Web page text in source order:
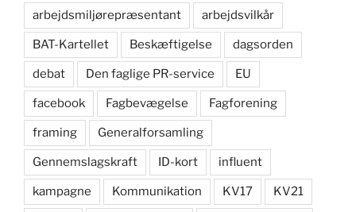
arbejdsmiljørepræsentant arbejdsvilkår
BAT-Kartellet Beskæftigelse dagsorden
debat Den faglige PR-service EU
facebook Fagbevægelse Fagforening
framing Generalforsamling
Gennemslagskraft ID-kort influent
kampagne Kommunikation KV17 KV21